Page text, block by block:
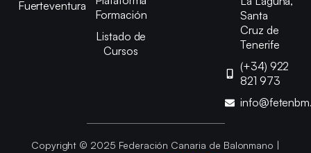
Fuerteventura
Formación
Listado de
Cursos
Santa
Cruz de
Tenerife
(+34) 922
821 973
Copyright © 2025 Federación Canaria de Balonmano |